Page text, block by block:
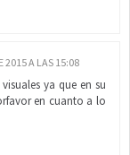
2015 A LAS 15:08
ya que en su
en cuanto a lo